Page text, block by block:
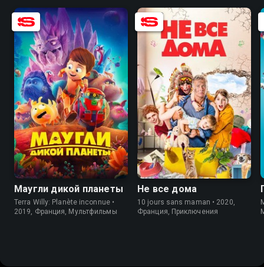
8.2 6.6
Маугли дикой планеты
Terra Willy: Planète inconnue •
2019, Франция, Мультфильмы
7.0 5.4
Не все дома
10 jours sans maman • 2020,
Франция, Приключения